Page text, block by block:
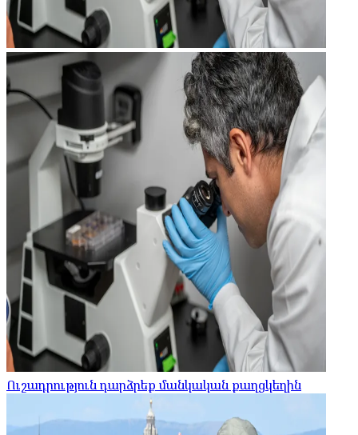
Ուշադրություն դարձրեք մանկական քաղցկեղին